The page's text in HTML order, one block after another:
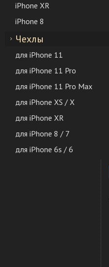
iPhone XR
iPhone 8
Чехлы
для iPhone 11
для iPhone 11 Pro
для iPhone 11 Pro Max
для iPhone XS / X
для iPhone XR
для iPhone 8 / 7
для iPhone 6s / 6